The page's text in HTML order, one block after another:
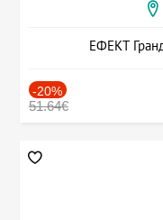
ЕФЕКТ
-20%
51.64€